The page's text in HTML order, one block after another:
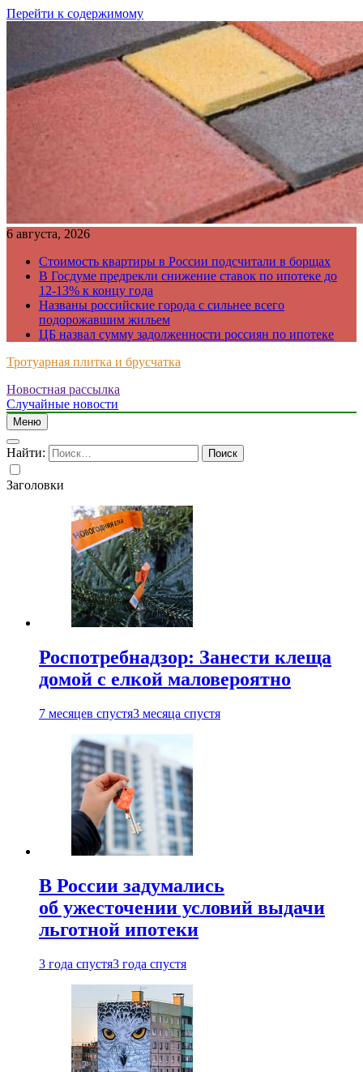
Перейти к содержимому
6 августа, 2026
Стоимость квартиры в России подсчитали в борщах
В Госдуме предрекли снижение ставок по ипотеке до
12-13% к концу года
Названы российские города с сильнее всего
подорожавшим жильем
ЦБ назвал сумму задолженности россиян по ипотеке
Тротуарная плитка и брусчатка
Just another WordPress site
Новостная рассылка
Случайные новости
Меню
Найти:
Заголовки
Роспотребнадзор: Занести клеща
домой с елкой маловероятно
7 месяцев спустя3 месяца спустя
В России задумались
об ужесточении условий выдачи
льготной ипотеки
3 года спустя3 года спустя